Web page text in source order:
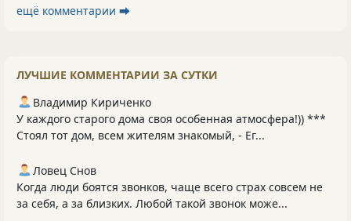
ещё комментарии ⮕
ЛУЧШИЕ КОММЕНТАРИИ ЗА СУТКИ
Владимир Кириченко
У каждого старого дома своя особенная атмосфера!)) ***
Стоял тот дом, всем жителям знакомый, - Ег...
Ловец Снов
Когда люди боятся звонков, чаще всего страх совсем не
за себя, а за близких. Любой такой звонок може...